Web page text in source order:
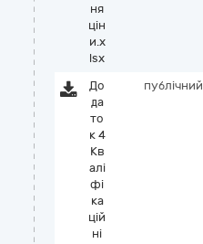
ня
цін
и.x
lsx
До
да
то
к 4
Кв
алі
фі
ка
цій
ні
публічний